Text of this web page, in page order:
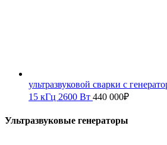
ультразвуковой сварки с
15 кГц 2600 Вт 440 000₽
Ультразвуковые генераторы